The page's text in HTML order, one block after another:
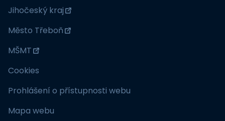
Jihočeský kraj
Město Třeboň
MŠMT
Cookies
Prohlášení o přístupnosti webu
Mapa webu